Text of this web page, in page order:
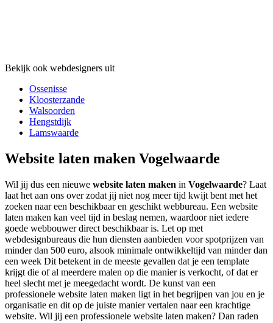
Bekijk ook webdesigners uit
Ossenisse
Kloosterzande
Walsoorden
Hengstdijk
Lamswaarde
Website laten maken Vogelwaarde
Wil jij dus een nieuwe website laten maken in Vogelwaarde? Laat
laat het aan ons over zodat jij niet nog meer tijd kwijt bent met het
zoeken naar een beschikbaar en geschikt webbureau. Een website
laten maken kan veel tijd in beslag nemen, waardoor niet iedere
goede webbouwer direct beschikbaar is. Let op met
webdesignbureaus die hun diensten aanbieden voor spotprijzen van
minder dan 500 euro, alsook minimale ontwikkeltijd van minder dan
een week Dit betekent in de meeste gevallen dat je een template
krijgt die of al meerdere malen op die manier is verkocht, of dat er
heel slecht met je meegedacht wordt. De kunst van een
professionele website laten maken ligt in het begrijpen van jou en je
organisatie en dit op de juiste manier vertalen naar een krachtige
website. Wil jij een professionele website laten maken? Dan raden